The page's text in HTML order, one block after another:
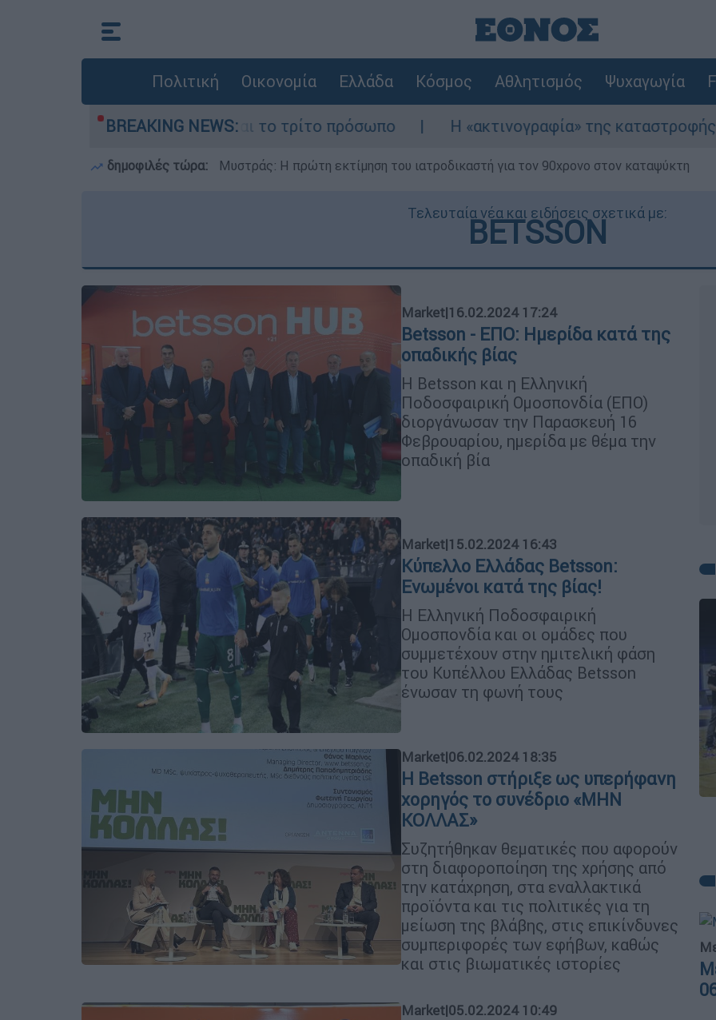
Πολιτική Οικονομία Ελλάδα Κόσμος Αθλητισμός Ψυχαγωγία
BREAKING NEWS:
και το τρίτο πρόσωπο Η «ακτινογραφία» της καταστροφής από τις φωτιές
δημοφιλές τώρα: Μυστράς: Η πρώτη εκτίμηση του ιατροδικαστή για τον 90χρονο στον καταψύκτη
Τελευταία νέα και ειδήσεις σχετικά με:
BETSSON
Market|16.02.2024 17:24
Betsson - ΕΠΟ: Ημερίδα κατά της
οπαδικής βίας
Η Βetsson και η Ελληνική
Ποδοσφαιρική Ομοσπονδία (ΕΠΟ)
διοργάνωσαν την Παρασκευή 16
Φεβρουαρίου, ημερίδα με θέμα την
οπαδική βία
Market|15.02.2024 16:43
Κύπελλο Ελλάδας Betsson:
Ενωμένοι κατά της βίας!
Η Ελληνική Ποδοσφαιρική
Ομοσπονδία και οι ομάδες που
συμμετέχουν στην ημιτελική φάση
του Κυπέλλου Ελλάδας Betsson
ένωσαν τη φωνή τους
Market|06.02.2024 18:35
Η Betsson στήριξε ως υπερήφανη
χορηγός το συνέδριο «ΜΗΝ
ΚΟΛΛΑΣ»
Συζητήθηκαν θεματικές που αφορούν
στη διαφοροποίηση της χρήσης από
την κατάχρηση, στα εναλλακτικά
προϊόντα και τις πολιτικές για τη
μείωση της βλάβης, στις επικίνδυνες
συμπεριφορές των εφήβων, καθώς
και στις βιωματικές ιστορίες
Market|05.02.2024 10:49